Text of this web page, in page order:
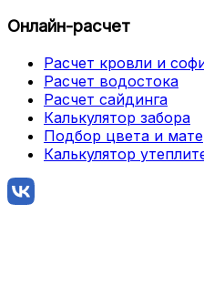
Онлайн-расчет
Расчет кровли и
Расчет водостока
Расчет сайдинга
Калькулятор забора
Подбор цвета и
Калькулятор